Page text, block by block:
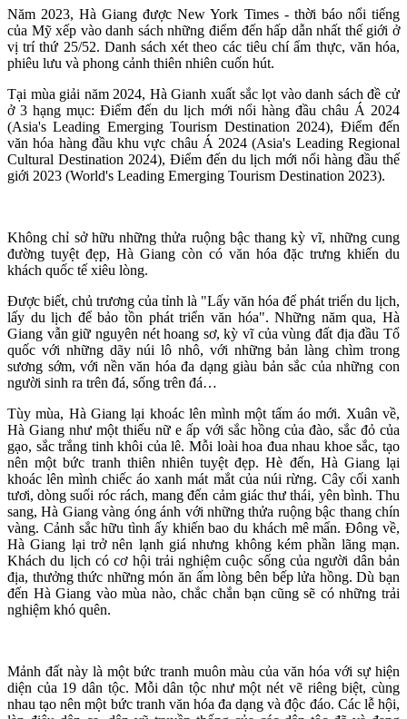
Năm 2023, Hà Giang được New York Times - thời báo nổi tiếng
của Mỹ xếp vào danh sách những điểm đến hấp dẫn nhất thế giới ở
vị trí thứ 25/52. Danh sách xét theo các tiêu chí ẩm thực, văn hóa,
phiêu lưu và phong cảnh thiên nhiên cuốn hút.
Tại mùa giải năm 2024, Hà Gianh xuất sắc lọt vào danh sách đề cử
ở 3 hạng mục: Điểm đến du lịch mới nổi hàng đầu châu Á 2024
(Asia's Leading Emerging Tourism Destination 2024), Điểm đến
văn hóa hàng đầu khu vực châu Á 2024 (Asia's Leading Regional
Cultural Destination 2024), Điểm đến du lịch mới nổi hàng đầu thế
giới 2023 (World's Leading Emerging Tourism Destination 2023).
Không chỉ sở hữu những thửa ruộng bậc thang kỳ vĩ, những cung
đường tuyệt đẹp, Hà Giang còn có văn hóa đặc trưng khiến du
khách quốc tế xiêu lòng.
Được biết, chủ trương của tỉnh là "Lấy văn hóa để phát triển du lịch,
lấy du lịch để bảo tồn phát triển văn hóa". Những năm qua, Hà
Giang vẫn giữ nguyên nét hoang sơ, kỳ vĩ của vùng đất địa đầu Tổ
quốc với những dãy núi lô nhô, với những bản làng chìm trong
sương sớm, với nền văn hóa đa dạng giàu bản sắc của những con
người sinh ra trên đá, sống trên đá…
Tùy mùa, Hà Giang lại khoác lên mình một tấm áo mới. Xuân về,
Hà Giang như một thiếu nữ e ấp với sắc hồng của đào, sắc đỏ của
gạo, sắc trắng tinh khôi của lê. Mỗi loài hoa đua nhau khoe sắc, tạo
nên một bức tranh thiên nhiên tuyệt đẹp. Hè đến, Hà Giang lại
khoác lên mình chiếc áo xanh mát mắt của núi rừng. Cây cối xanh
tươi, dòng suối róc rách, mang đến cảm giác thư thái, yên bình. Thu
sang, Hà Giang vàng óng ánh với những thửa ruộng bậc thang chín
vàng. Cảnh sắc hữu tình ấy khiến bao du khách mê mẩn. Đông về,
Hà Giang lại trở nên lạnh giá nhưng không kém phần lãng mạn.
Khách du lịch có cơ hội trải nghiệm cuộc sống của người dân bản
địa, thưởng thức những món ăn ấm lòng bên bếp lửa hồng. Dù bạn
đến Hà Giang vào mùa nào, chắc chắn bạn cũng sẽ có những trải
nghiệm khó quên.
Mảnh đất này là một bức tranh muôn màu của văn hóa với sự hiện
diện của 19 dân tộc. Mỗi dân tộc như một nét vẽ riêng biệt, cùng
nhau tạo nên một bức tranh văn hóa đa dạng và độc đáo. Các lễ hội,